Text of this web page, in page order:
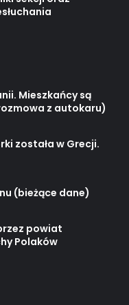
Mieszkańcy są
z autokaru)
została w Grecji.
(bieżące dane)
powiat
Polaków